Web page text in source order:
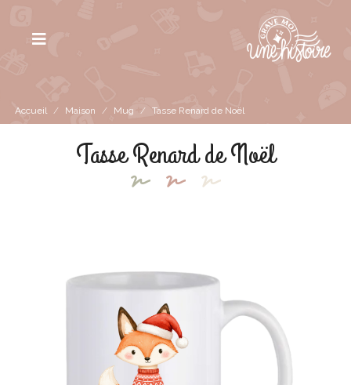
Accueil / Maison / Mug / Tasse Renard de Noël
Tasse Renard de Noël